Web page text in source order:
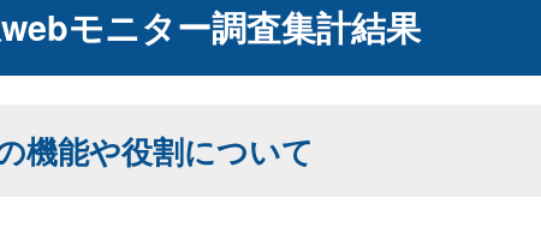
モニター調査集計結果
機能や役割について